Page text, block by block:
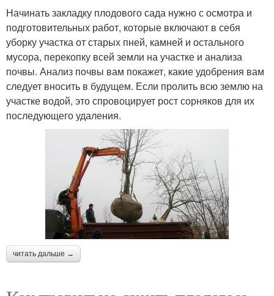
Начинать закладку плодового сада нужно с осмотра и
подготовительных работ, которые включают в себя
уборку участка от старых пней, камней и остального
мусора, перекопку всей земли на участке и анализа
почвы. Анализ почвы вам покажет, какие удобрения вам
следует вносить в будущем. Если пролить всю землю на
участке водой, это спровоцирует рост сорняков для их
последующего удаления.
читать дальше →